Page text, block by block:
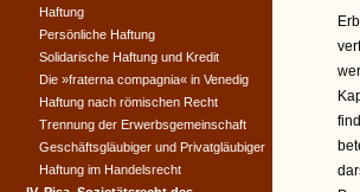
Haftung
Persönliche Haftung
Solidarische Haftung und Kredit
Die »fraterna compagnia« in Venedig
Haftung nach römischen Recht
Trennung der Erwerbsgemeinschaft
Geschäftsgläubiger und Privatgläubiger
Haftung im Handelsrecht